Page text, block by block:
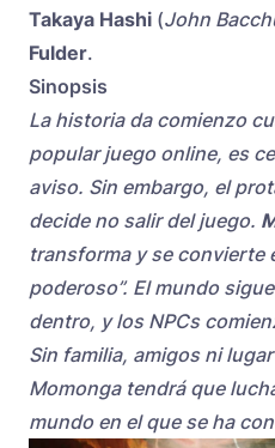
Takaya Hashi (John
Fulder.
Sinopsis
La historia da comienzo
popular juego online, es
aviso. Sin embargo, el
decide no salir del juego.
transforma y se convierte
poderoso”. El mundo
dentro, y los NPCs
Sin familia, amigos ni
Momonga tendrá que
mundo en el que se ha